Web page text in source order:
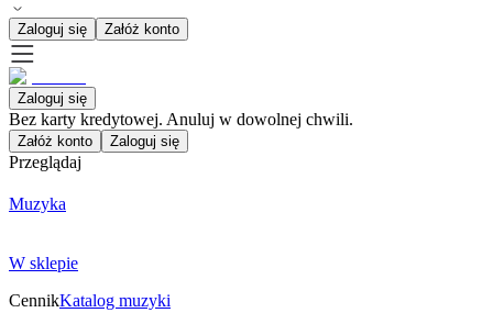
Zaloguj się Załóż konto
Zaloguj się
Bez karty kredytowej. Anuluj w dowolnej chwili.
Załóż konto Zaloguj się
Przeglądaj
Muzyka
W sklepie
CennikKatalog muzyki